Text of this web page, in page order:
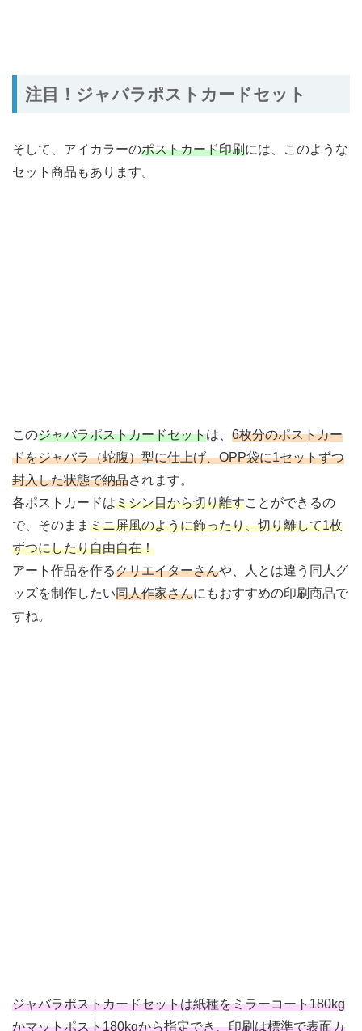
注目！ジャバラポストカードセット
そして、アイカラーのポストカード印刷には、このような
セット商品もあります。
このジャバラポストカードセットは、 6枚分のポストカー
ドをジャバラ（蛇腹）型に仕上げ、OPP袋に1セットずつ
封入した状態で納品されます。
各ポストカードはミシン目から切り離すことができるの
で、そのまま ミニ屏風のように飾ったり、切り離して1枚
ずつにしたり自由自在！
アート作品を作るクリエイターさんや、人とは違う同人グ
ッズを制作したい同人作家さんにもおすすめの印刷商品で
すね。
ジャバラポストカードセットは紙種をミラーコート180kg
かマットポスト180kgから指定でき、印刷は標準で表面カ